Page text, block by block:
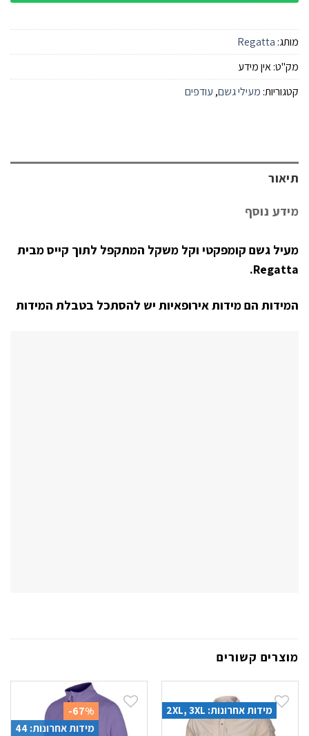
מותג: Regatta
מק"ט:אין מידע
קטגוריות: מעילי גשם, עודפים
תיאור
מידע נוסף
מעיל גשם קומפקטי וקל משקל המתקפל לתוך קייס מבית
Regatta.
המידות הם מידות אירופאיות יש להסתכל בטבלת המידות
מוצרים קשורים
מידות אחרונות: 2XL, 3XL
-67%
מידות אחרונות: 44